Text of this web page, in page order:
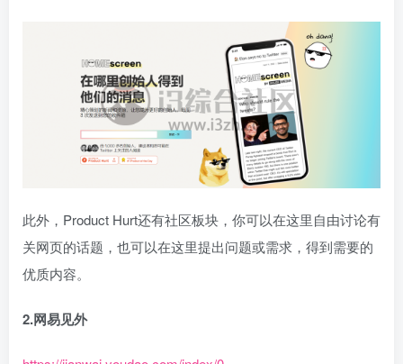
此外，Product Hurt还有社区板块，你可以在这里自由讨论有
关网页的话题，也可以在这里提出问题或需求，得到需要的
优质内容。
2.网易见外